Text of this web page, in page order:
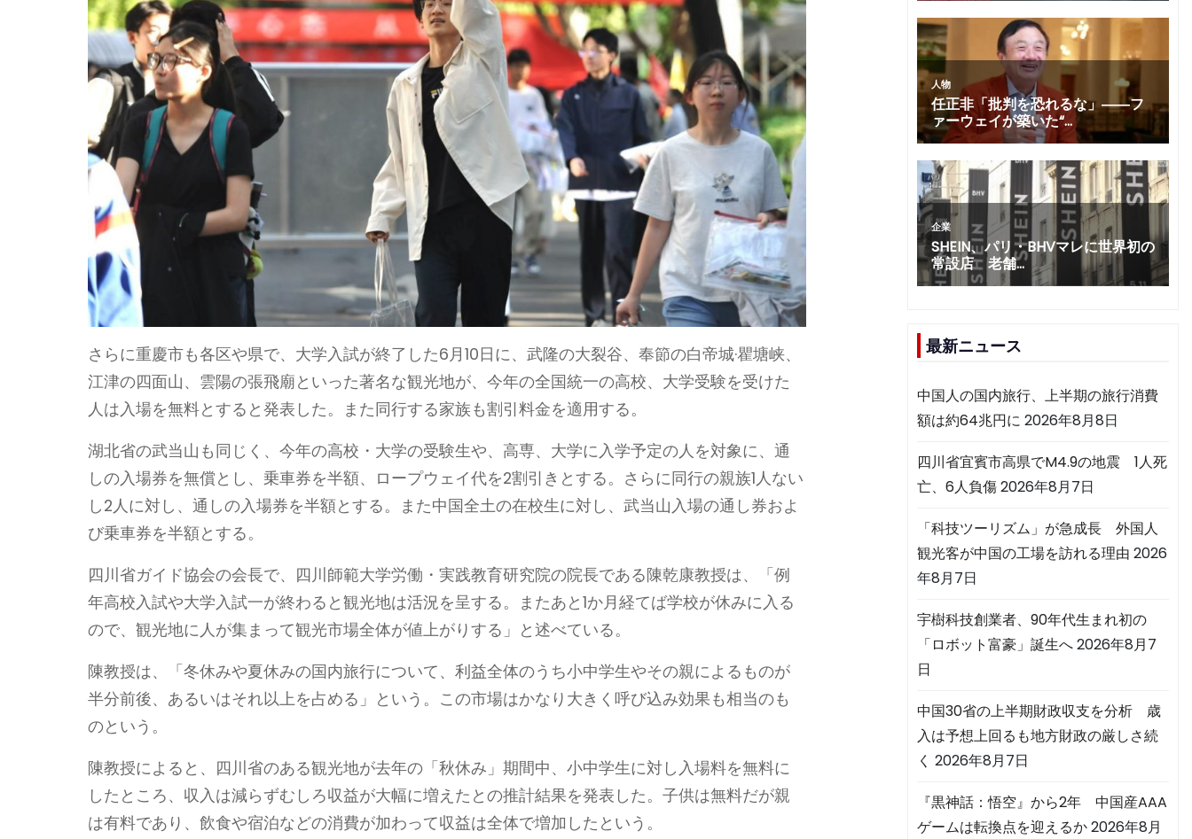
さらに重慶市も各区や県で、大学入試が終了した6月10日に、武隆の大裂谷、奉節の白帝城·瞿塘峡、
江津の四面山、雲陽の張飛廟といった著名な観光地が、今年の全国統一の高校、大学受験を受けた
人は入場を無料とすると発表した。また同行する家族も割引料金を適用する。
湖北省の武当山も同じく、今年の高校・大学の受験生や、高専、大学に入学予定の人を対象に、通
しの入場券を無償とし、乗車券を半額、ロープウェイ代を2割引きとする。さらに同行の親族1人ない
し2人に対し、通しの入場券を半額とする。また中国全土の在校生に対し、武当山入場の通し券およ
び乗車券を半額とする。
四川省ガイド協会の会長で、四川師範大学労働・実践教育研究院の院長である陳乾康教授は、「例
年高校入試や大学入試一が終わると観光地は活況を呈する。またあと1か月経てば学校が休みに入る
ので、観光地に人が集まって観光市場全体が値上がりする」と述べている。
陳教授は、「冬休みや夏休みの国内旅行について、利益全体のうち小中学生やその親によるものが
半分前後、あるいはそれ以上を占める」という。この市場はかなり大きく呼び込み効果も相当のも
のという。
陳教授によると、四川省のある観光地が去年の「秋休み」期間中、小中学生に対し入場料を無料に
したところ、収入は減らずむしろ収益が大幅に増えたとの推計結果を発表した。子供は無料だが親
は有料であり、飲食や宿泊などの消費が加わって収益は全体で増加したという。
最新ニュース
中国人の国内旅行、上半期の旅行消費
額は約64兆円に 2026年8月8日
四川省宜賓市高県でM4.9の地震 1人死
亡、6人負傷2026年8月7日
「科技ツーリズム」が急成長 外国人
観光客が中国の工場を訪れる理由 2026
年8月7日
宇樹科技創業者、90年代生まれ初の
「ロボット富豪」誕生へ2026年8月7
日
中国30省の上半期財政収支を分析 歳
入は予想上回るも地方財政の厳しさ続
く 2026年8月7日
『黒神話：悟空』から2年 中国産AAA
ゲームは転換点を迎えるか2026年8月